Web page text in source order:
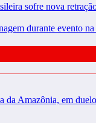
sofre nova
durante evento
Amazônia, em